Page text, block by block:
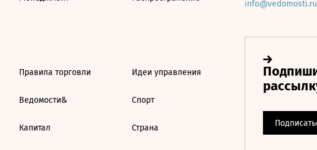
Правила торговли
Ведомости&
Капитал
Идеи управления
Спорт
Страна
info@vedomosti.ru